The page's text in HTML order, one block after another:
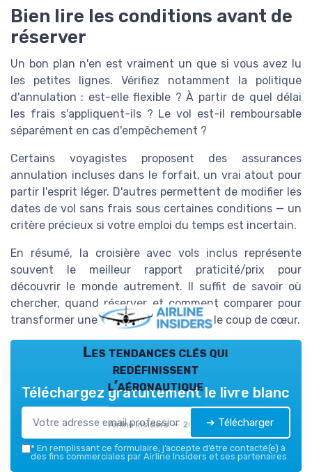
Bien lire les conditions avant de
réserver
Un bon plan n'en est vraiment un que si vous avez lu
les petites lignes. Vérifiez notamment la politique
d'annulation : est-elle flexible ? À partir de quel délai
les frais s'appliquent-ils ? Le vol est-il remboursable
séparément en cas d'empêchement ?
Certains voyagistes proposent des assurances
annulation incluses dans le forfait, un vrai atout pour
partir l'esprit léger. D'autres permettent de modifier les
dates de vol sans frais sous certaines conditions — un
critère précieux si votre emploi du temps est incertain.
En résumé, la croisière avec vols inclus représente
souvent le meilleur rapport praticité/prix pour
découvrir le monde autrement. Il suffit de savoir où
chercher, quand réserver et comment comparer pour
transformer une bonne idée en véritable coup de cœur.
Les tendances clés qui
redéfinissent
l’aéronautique
Airline Insiders — 2026
Téléchargez gratuitement le livre blanc
➔ Télécharger
* En remplissant ce formulaire, j’accepte d’être contacté(e) à
des fins commerciales par Airline Insiders et ses partenaires.